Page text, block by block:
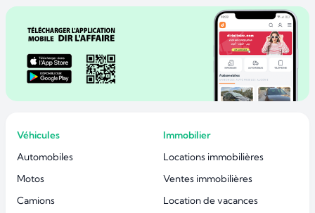
Véhicules
Automobiles
Motos
Camions
Immobilier
Locations immobilières
Ventes immobilières
Location de vacances